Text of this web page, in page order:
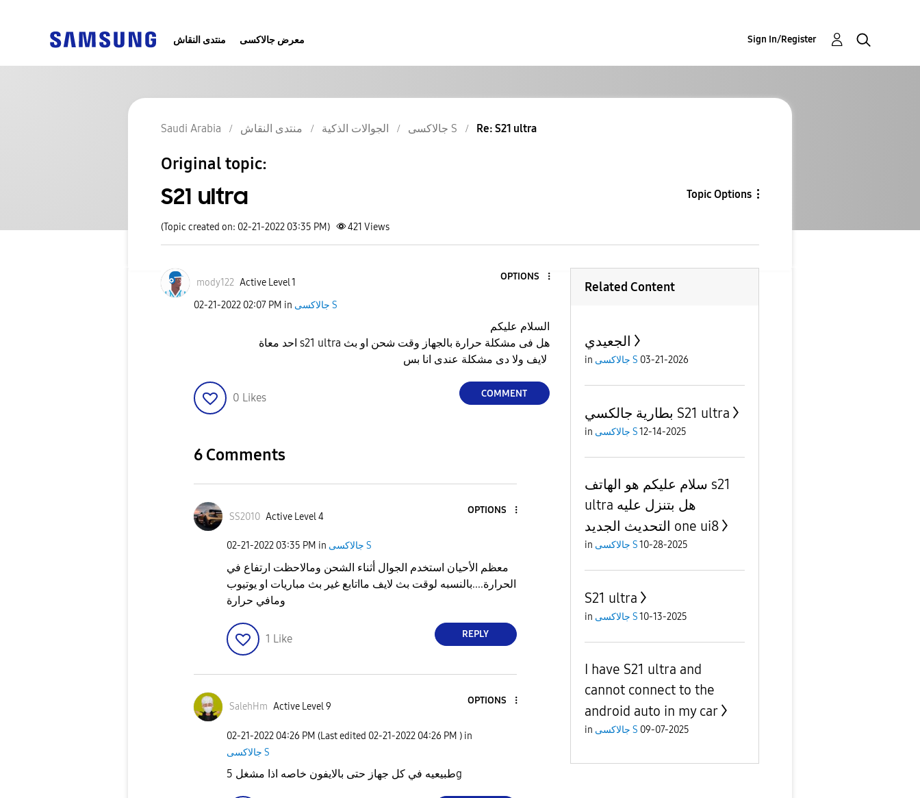
منتدى النقاش معرض جالاكسى Sign In/Register
Saudi Arabia منتدى النقاش الجوالات الذكية جالاكسى S Re: S21 ultra
Original topic:
S21 ultra Topic Options
(Topic created on: 02-21-2022 03:35 PM) 421 Views
mody122 Active Level 1
OPTIONS
‎02-21-2022 02:07 PM in جالاكسى S
السلام عليكم
احد معاة s21 ultra هل فى مشكلة حرارة بالجهاز وقت شحن او بث
0 Likes COMMENT
6 Comments
SS2010 Active Level 4
OPTIONS
‎02-21-2022 03:35 PM in جالاكسى S
معظم الأحيان استخدم الجوال أثناء الشحن ومالاحظت ارتفاع في
الحرارة....بالنسبه لوقت بث لايف مااتابع غير بث مباريات او يوتيوب
ومافي حرارة
1 Like REPLY
SalehHm Active Level 9
OPTIONS
‎02-21-2022 04:26 PM (Last edited ‎02-21-2022 04:26 PM ) in
جالاكسى S
طبيعيه في كل جهاز حتى بالايفون خاصه اذا مشغل 5g
Related Content
الجعيدي
in جالاكسى S 03-21-2026
بطارية جالكسي S21 ultra
in جالاكسى S12-14-2025
سلام عليكم هو الهاتف s21
ultra هل بتنزل عليه
التحديث الجديد one ui8
in جالاكسى S10-28-2025
S21 ultra
in جالاكسى S10-13-2025
I have S21 ultra and
cannot connect to the
android auto in my car
in جالاكسى S 09-07-2025